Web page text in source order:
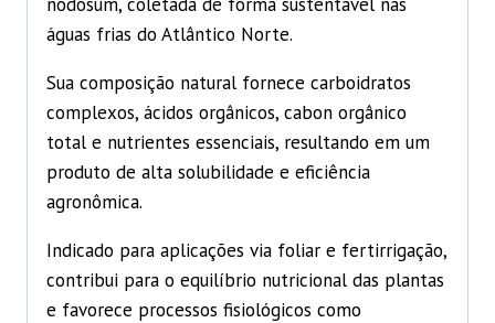
águas frias do Atlântico Norte.
Sua composição natural fornece carboidratos
complexos, ácidos orgânicos, cabon orgânico
total e nutrientes essenciais, resultando em um
produto de alta solubilidade e eficiência
agronômica.
Indicado para aplicações via foliar e fertirrigação,
contribui para o equilíbrio nutricional das plantas
e favorece processos fisiológicos como